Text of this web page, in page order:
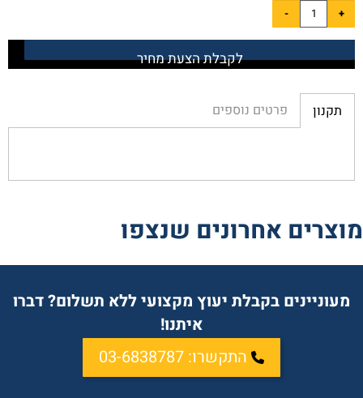
לקבלת הצעת מחיר
תקנון פרטים נוספים
מוצרים אחרונים שנצפו
מעוניינים בקבלת יעוץ מקצועי ללא תשלום? דברו
איתנו!
התקשרו: 03-6838787